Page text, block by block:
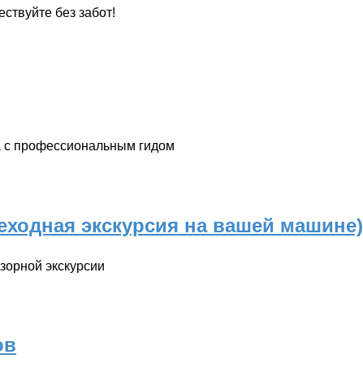
без забот!
с профессиональным гидом
экскурсия на вашей машине)
экскурсии